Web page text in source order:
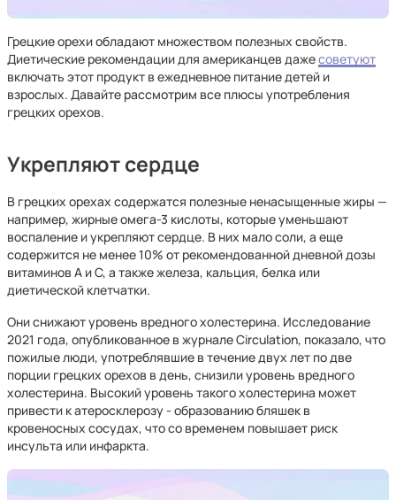
Грецкие орехи обладают множеством полезных свойств.
Диетические рекомендации для американцев дажесоветуют
включать этот продукт в ежедневное питание детей и
взрослых. Давайте рассмотрим все плюсы употребления
грецких орехов.
Укрепляют сердце
В грецких орехах содержатся полезные ненасыщенные жиры —
например, жирные омега-3 кислоты, которые уменьшают
воспаление и укрепляют сердце. В них мало соли, а еще
содержится не менее 10% от рекомендованной дневной дозы
витаминов A и C, а также железа, кальция, белка или
диетической клетчатки.
Они снижают уровень вредного холестерина. Исследование
2021 года, опубликованное в журнале Circulation, показало, что
пожилые люди, употреблявшие в течение двух лет по две
порции грецких орехов в день, снизили уровень вредного
холестерина. Высокий уровень такого холестерина может
привести к атеросклерозу - образованию бляшек в
кровеносных сосудах, что со временем повышает риск
инсульта или инфаркта.